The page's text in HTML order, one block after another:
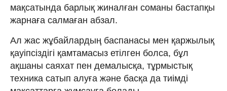
мақсатында барлық жиналған соманы бастапқы
жарнаға салмаған абзал.
Ал жас жұбайлардың баспанасы мен қаржылық
қауіпсіздігі қамтамасыз етілген болса, бұл
ақшаны саяхат пен демалысқа, тұрмыстық
техника сатып алуға және басқа да тиімді